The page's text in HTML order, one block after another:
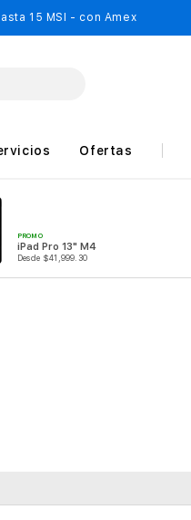
15 MSI - con Amex
Ofertas
PROMO
iPad Pro 13" M4
Desde $41,999.30